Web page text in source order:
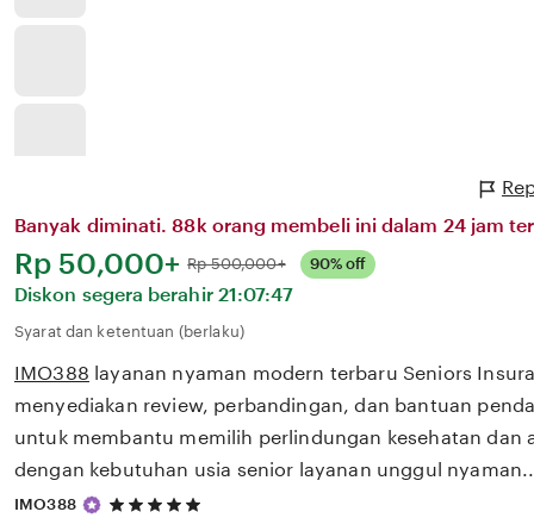
Banyak diminati. 88k orang membeli ini dalam 24 jam
Harga:
Rp 50,000+ Normal:
Rp 500,000+ 90% off
Diskon segera berahir 21:07:47
Syarat dan ketentuan (berlaku)
IMO388 layanan nyaman modern terbaru Seniors
menyediakan review, perbandingan, dan bantuan
untuk membantu memilih perlindungan kesehatan dan
dengan kebutuhan usia senior layanan unggul nyaman..
IMO388
5